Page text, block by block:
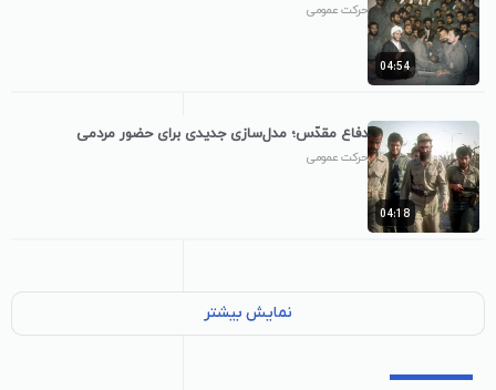
04:54
حرکت عمومی
04:18
دفاع مقدّس؛ مدل‌سازی جدیدی برای حضور مردمی
حرکت عمومی
نمایش بیشتر